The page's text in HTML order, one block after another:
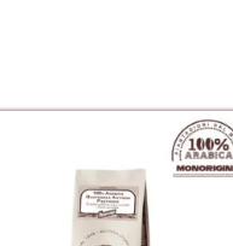
prodotto
ha
più